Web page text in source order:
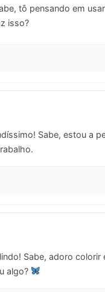
tô pensando em
isso?
Sabe, estou a
Sabe, adoro
algo?